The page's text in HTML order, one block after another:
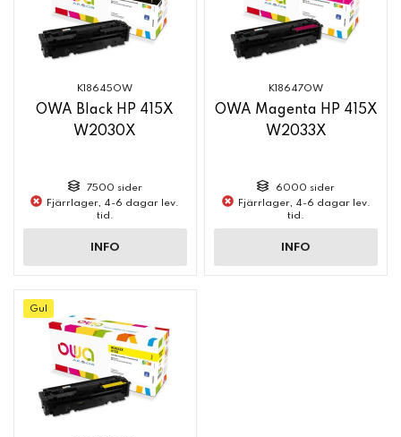
K18645OW
OWA Black HP 415X
W2030X
7500 sider
Fjärrlager, 4-6 dagar lev.
tid.
INFO
K18647OW
OWA Magenta HP 415X
W2033X
6000 sider
Fjärrlager, 4-6 dagar lev.
tid.
INFO
Gul